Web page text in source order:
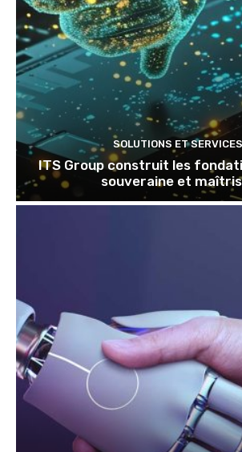
SOLUTIONS ET SERVICES
ITS Group construit les
souveraine et